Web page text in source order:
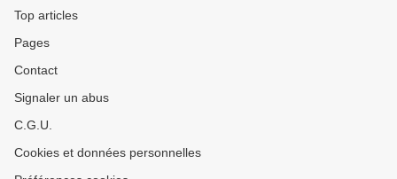
Top articles
Pages
Contact
Signaler un abus
C.G.U.
Cookies et données personnelles